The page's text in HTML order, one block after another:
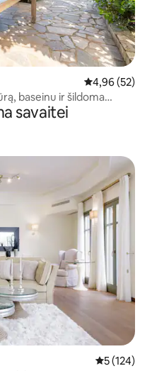
Vidutinis
4,96 (52)
baseinu ir šildoma
savaitei
Vidutinis
5 (124)